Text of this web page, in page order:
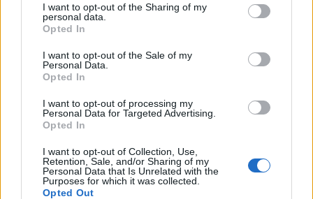
I want to opt-out of the Sharing of my
personal data.
Opted In
I want to opt-out of the Sale of my
Personal Data.
Opted In
I want to opt-out of processing my
Personal Data for Targeted Advertising.
Opted In
I want to opt-out of Collection, Use,
Retention, Sale, and/or Sharing of my
Personal Data that Is Unrelated with the
Purposes for which it was collected.
Opted Out
2026. augusztus 02., vasárnap
sok ismerős – beváltotta a
reményeket a Folk & Roll Víkend